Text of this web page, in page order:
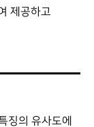
제공하고
징의 유사도에